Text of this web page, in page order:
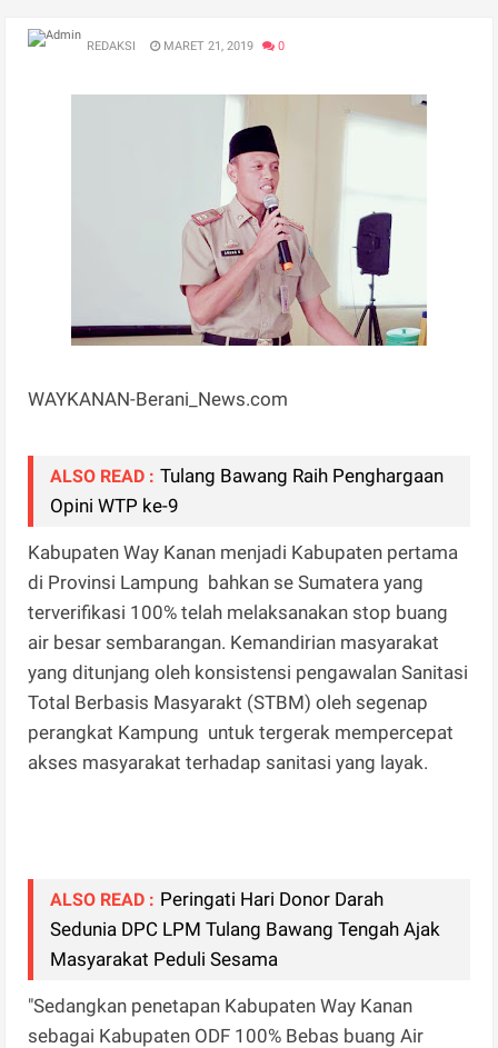
REDAKSI MARET 21, 2019 0
WAYKANAN-Berani_News.com
ALSO READ : Tulang Bawang Raih Penghargaan
Opini WTP ke-9
Kabupaten Way Kanan menjadi Kabupaten pertama
di Provinsi Lampung bahkan se Sumatera yang
terverifikasi 100% telah melaksanakan stop buang
air besar sembarangan. Kemandirian masyarakat
yang ditunjang oleh konsistensi pengawalan Sanitasi
Total Berbasis Masyarakt (STBM) oleh segenap
perangkat Kampung untuk tergerak mempercepat
akses masyarakat terhadap sanitasi yang layak.
ALSO READ : Peringati Hari Donor Darah
Sedunia DPC LPM Tulang Bawang Tengah Ajak
Masyarakat Peduli Sesama
"Sedangkan penetapan Kabupaten Way Kanan
sebagai Kabupaten ODF 100% Bebas buang Air